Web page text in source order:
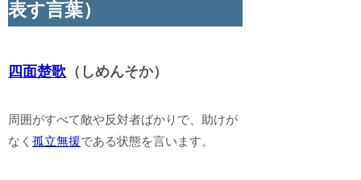
表す言葉）
四面楚歌 （しめんそか）
周囲がすべて敵や反対者ばかりで、助けが
なく孤立無援である状態を言います。